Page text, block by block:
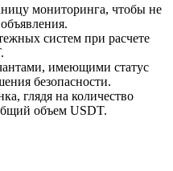
мониторинга, чтобы не
систем при расчете
имеющими статус
безопасности.
глядя на количество
объем USDT.